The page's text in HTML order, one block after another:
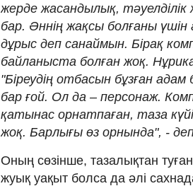
жерде жасандылық,
бар. Әннің жақсы болғаны үшін
дұрыс деп санаймын. Бірақ
байланыста болған жоқ.
"Біреудің отбасын бұзған
бар ғой. Ол да – персонаж.
қатынас орнатпаған, таза
жоқ. Барлығы өз орнында", -
Оның сөзінше, тазалықтан
жуық уақыт болса да әлі